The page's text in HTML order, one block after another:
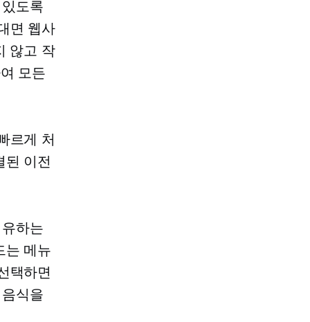
도록
면 웹사
않고 작
모든
르게 처
된 이전
하는
는 메뉴
택하면
식을